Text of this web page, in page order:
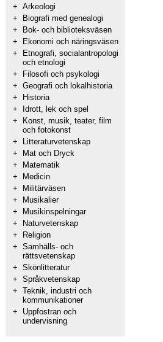
+ Arkeologi
+
Biografi med genealogi
+
Bok- och biblioteksväsen
+
Ekonomi och näringsväsen
+
Etnografi, socialantropologi
och etnologi
+
Filosofi och psykologi
+ Geografi och lokalhistoria
+
Historia
+
Idrott, lek och spel
+
Konst, musik, teater, film
och fotokonst
+
Litteraturvetenskap
+
Mat och Dryck
+
Matematik
+
Medicin
+
Militärväsen
+
Musikalier
+
Musikinspelningar
+
Naturvetenskap
+
Religion
+ Samhälls- och
rättsvetenskap
+ Skönlitteratur
+ Språkvetenskap
+ Teknik, industri och
kommunikationer
+
Uppfostran och
undervisning